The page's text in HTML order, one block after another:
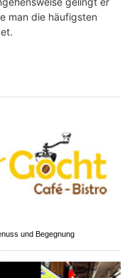
man die häufigsten
und Begegnung